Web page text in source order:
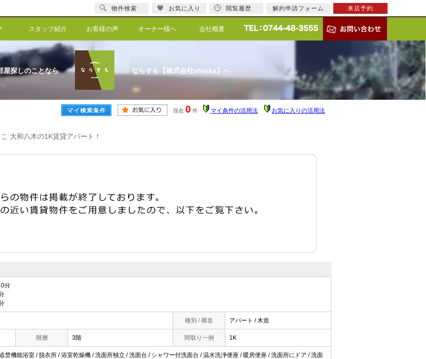
スタッフ紹介 お客様の声 オーナー様へ 会社概要
屋探しのことなら ならすも【株式会社shinka】へ
現在 0 件 マイ条件の活用法 お気に入りの活用法
大和八木の1K賃貸アパート！
分
種別 / 構造 アパート / 木造
階層 3階 間取り一例 1K
焚機能浴室 / 脱衣所 / 浴室乾燥機 / 洗面所独立 / 洗面台 / シャワー付洗面台 / 温水洗浄便座 / 暖房便座 / 洗面所にドア / 洗面
物件検索 お気に入り 閲覧履歴 解約申請フォーム 来店予約